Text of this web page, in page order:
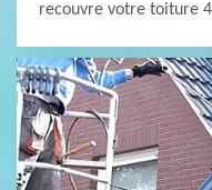
recouvre votre toiture